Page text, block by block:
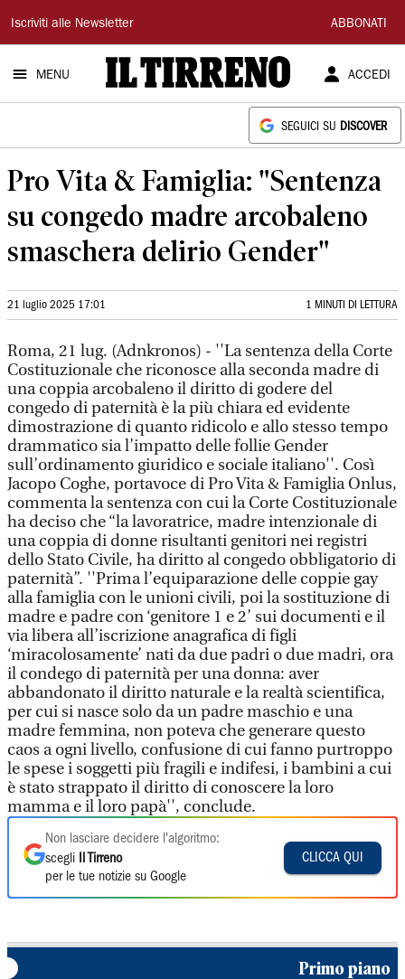
Il
Tirreno
Iscriviti alle Newsletter ABBONATI
MENU ACCEDI
SEGUICI SU DISCOVER
Pro Vita & Famiglia: "Sentenza
su congedo madre arcobaleno
smaschera delirio Gender"
21 luglio 2025 17:01 1 MINUTI DI LETTURA
Roma, 21 lug. (Adnkronos) - ''La sentenza della Corte
Costituzionale che riconosce alla seconda madre di
una coppia arcobaleno il diritto di godere del
congedo di paternità è la più chiara ed evidente
dimostrazione di quanto ridicolo e allo stesso tempo
drammatico sia l’impatto delle follie Gender
sull’ordinamento giuridico e sociale italiano''. Così
Jacopo Coghe, portavoce di Pro Vita & Famiglia Onlus,
commenta la sentenza con cui la Corte Costituzionale
ha deciso che “la lavoratrice, madre intenzionale di
una coppia di donne risultanti genitori nei registri
dello Stato Civile, ha diritto al congedo obbligatorio di
paternità”. ''Prima l’equiparazione delle coppie gay
alla famiglia con le unioni civili, poi la sostituzione di
madre e padre con ‘genitore 1 e 2’ sui documenti e il
via libera all’iscrizione anagrafica di figli
‘miracolosamente’ nati da due padri o due madri, ora
il condego di paternità per una donna: aver
abbandonato il diritto naturale e la realtà scientifica,
per cui si nasce solo da un padre maschio e una
madre femmina, non poteva che generare questo
caos a ogni livello, confusione di cui fanno purtroppo
le spese i soggetti più fragili e indifesi, i bambini a cui
è stato strappato il diritto di conoscere la loro
mamma e il loro papà'', conclude.
Non lasciare decidere l'algoritmo:
scegli
Il Tirreno
per le tue notizie su Google
CLICCA QUI
Primo piano